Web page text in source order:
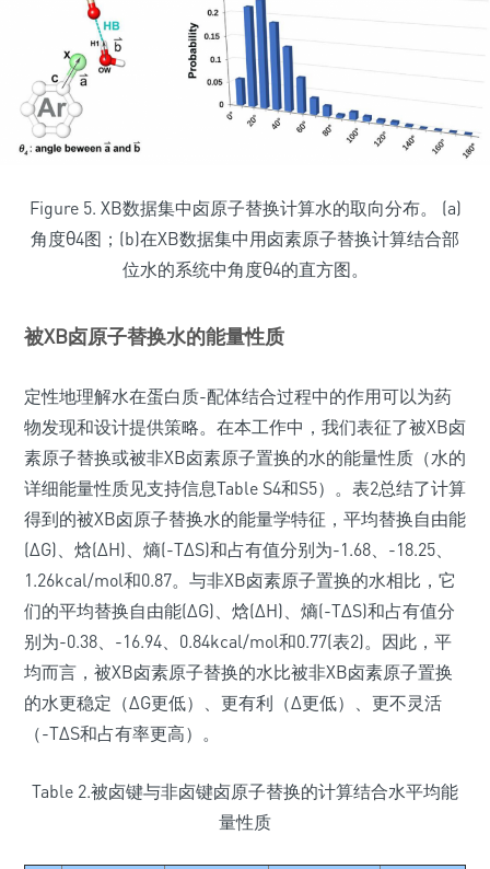
Figure 5. XB数据集中卤原子替换计算水的取向分布。 (a)
角度θ4图；(b)在XB数据集中用卤素原子替换计算结合部
位水的系统中角度θ4的直方图。
被XB卤原子替换水的能量性质
定性地理解水在蛋白质-配体结合过程中的作用可以为药
物发现和设计提供策略。在本工作中，我们表征了被XB卤
素原子替换或被非XB卤素原子置换的水的能量性质（水的
详细能量性质见支持信息Table S4和S5）。表2总结了计算
得到的被XB卤原子替换水的能量学特征，平均替换自由能
(ΔG)、焓(ΔH)、熵(-TΔS)和占有值分别为-1.68、-18.25、
1.26kcal/mol和0.87。与非XB卤素原子置换的水相比，它
们的平均替换自由能(ΔG)、焓(ΔH)、熵(-TΔS)和占有值分
别为-0.38、-16.94、0.84kcal/mol和0.77(表2)。因此，平
均而言，被XB卤素原子替换的水比被非XB卤素原子置换
的水更稳定（ΔG更低）、更有利（Δ更低）、更不灵活
（-TΔS和占有率更高）。
Table 2.被卤键与非卤键卤原子替换的计算结合水平均能
量性质